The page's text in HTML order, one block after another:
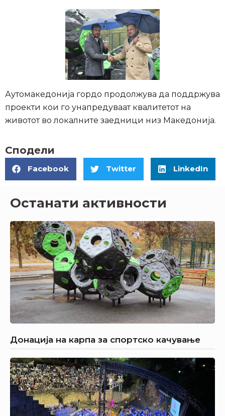
Аутомакедонија гордо продолжува да поддржува
проекти кои го унапредуваат квалитетот на
животот во локалните заедници низ Македонија.
Сподели
Facebook Twitter LinkedIn
Останати активности
Донација на карпа за спортско качување